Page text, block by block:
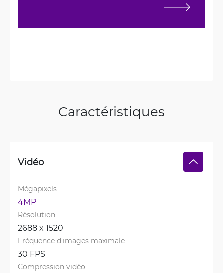
Caractéristiques
Vidéo
Mégapixels
4MP
Résolution
2688 x 1520
Fréquence d'images maximale
30 FPS
Compression vidéo